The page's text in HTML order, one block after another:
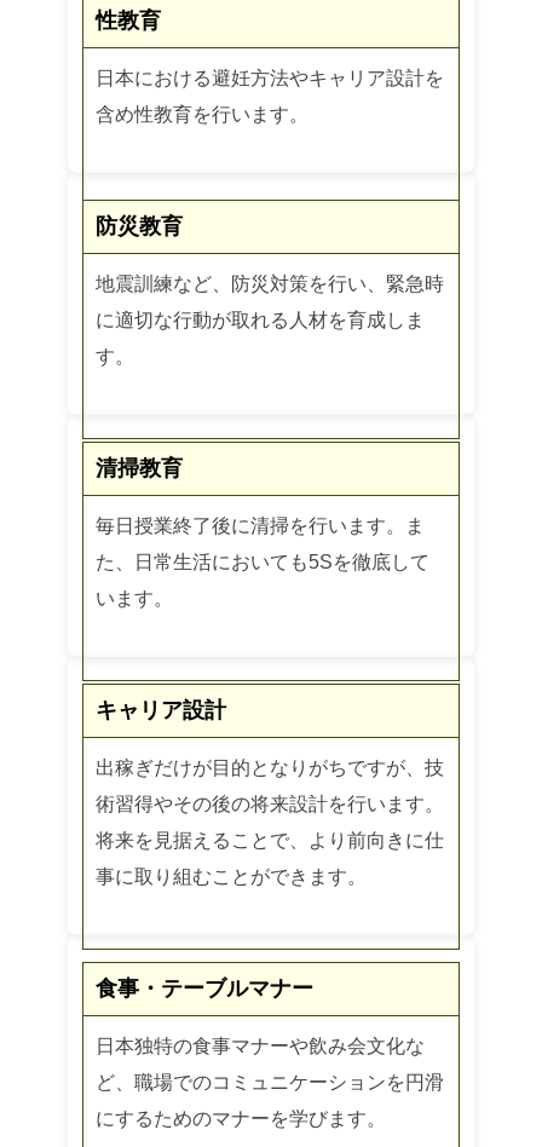
性教育
日本における避妊方法やキャリア設計を
含め性教育を行います。
防災教育
地震訓練など、防災対策を行い、緊急時
に適切な行動が取れる人材を育成しま
す。
清掃教育
毎日授業終了後に清掃を行います。ま
た、日常生活においても5Sを徹底して
います。
キャリア設計
出稼ぎだけが目的となりがちですが、技
術習得やその後の将来設計を行います。
将来を見据えることで、より前向きに仕
事に取り組むことができます。
食事・テーブルマナー
日本独特の食事マナーや飲み会文化な
ど、職場でのコミュニケーションを円滑
にするためのマナーを学びます。